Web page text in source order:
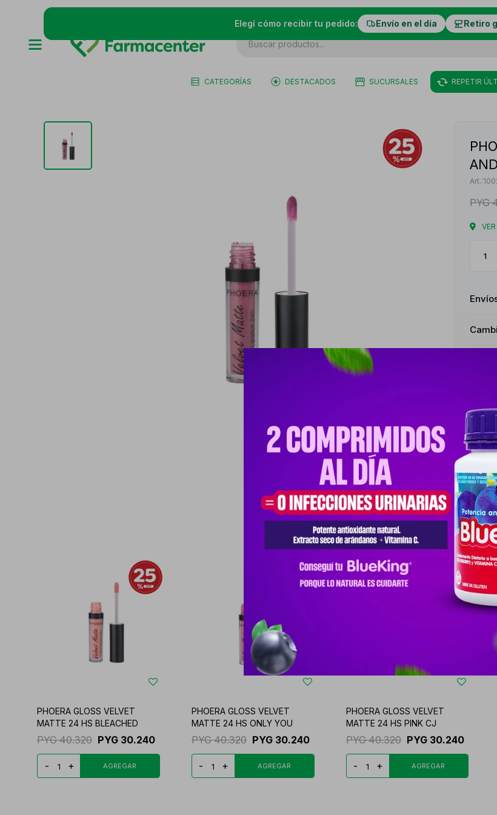
Elegí cómo recibir tu pedido: Envío en el día Retiro
CATEGORÍAS DESTACADOS SUCURSALES REPETIR
PYG
Productos que te pueden
PHOERA GLOSS VELVET
MATTE 24 HS BLEACHED
PYG 40.320 PYG 30.240
- +
PHOERA GLOSS VELVET
MATTE 24 HS ONLY YOU
PYG 40.320 PYG 30.240
- +
PHOERA GLOSS VELVET
MATTE 24 HS PINK CJ
PYG 40.320 PYG 30.240
- +